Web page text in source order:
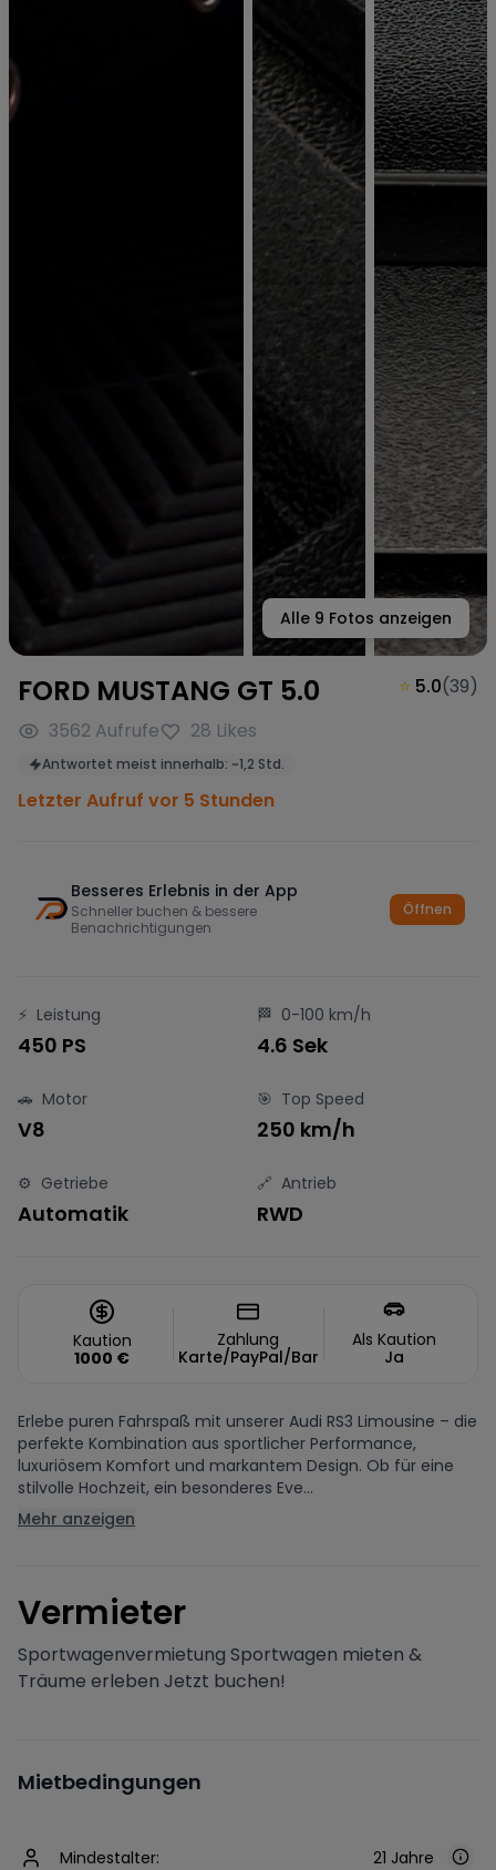
Alle 9 Fotos anzeigen
FORD MUSTANG GT 5.0
3562 Aufrufe 28 Likes
Antwortet meist innerhalb: ~1,2 Std.
⭐ 5.0(39)
Letzter Aufruf vor 5 Stunden
Besseres Erlebnis in der App
Schneller buchen & bessere
Benachrichtigungen
Öffnen
⚡ Leistung
450 PS
🏁 0-100 km/h
4.6 Sek
🚗 Motor
V8
🎯 Top Speed
250 km/h
⚙️ Getriebe
Automatik
🔗 Antrieb
RWD
Kaution
1000 €
Zahlung
Karte/PayPal/Bar
Als Kaution
Ja
Erlebe puren Fahrspaß mit unserer Audi RS3 Limousine – die
perfekte Kombination aus sportlicher Performance,
luxuriösem Komfort und markantem Design. Ob für eine
stilvolle Hochzeit, ein besonderes Eve...
Mehr anzeigen
Vermieter
Sportwagenvermietung Sportwagen mieten &
Träume erleben Jetzt buchen!
Mietbedingungen
Mindestalter: 21 Jahre